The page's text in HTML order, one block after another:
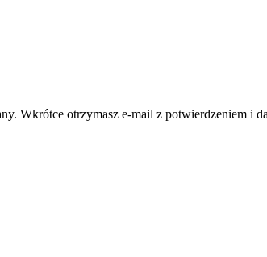
Wkrótce otrzymasz e-mail z potwierdzeniem i